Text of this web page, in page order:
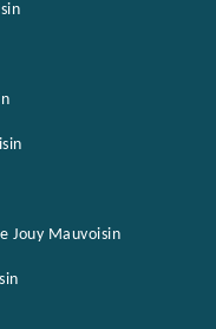
Jouy Mauvoisin